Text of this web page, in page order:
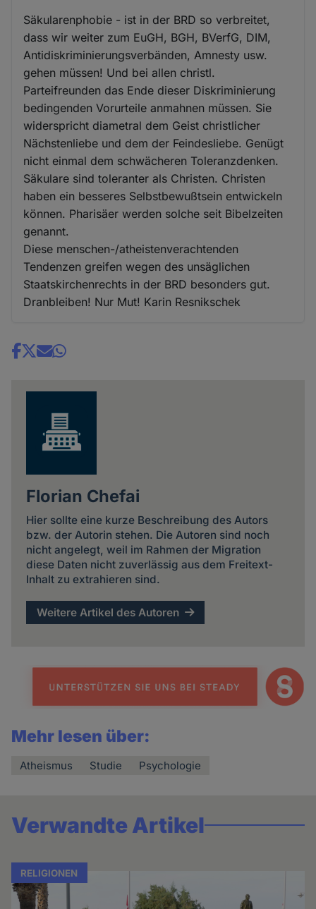
Säkularenphobie - ist in der BRD so verbreitet,
dass wir weiter zum EuGH, BGH, BVerfG, DIM,
Antidiskriminierungsverbänden, Amnesty usw.
gehen müssen! Und bei allen christl.
Parteifreunden das Ende dieser Diskriminierung
bedingenden Vorurteile anmahnen müssen. Sie
widerspricht diametral dem Geist christlicher
Nächstenliebe und dem der Feindesliebe. Genügt
nicht einmal dem schwächeren Toleranzdenken.
Säkulare sind toleranter als Christen. Christen
haben ein besseres Selbstbewußtsein entwickeln
können. Pharisäer werden solche seit Bibelzeiten
genannt.
Diese menschen-/atheistenverachtenden
Tendenzen greifen wegen des unsäglichen
Staatskirchenrechts in der BRD besonders gut.
Dranbleiben! Nur Mut! Karin Resnikschek
Share
Florian Chefai
Hier sollte eine kurze Beschreibung des Autors
bzw. der Autorin stehen. Die Autoren sind noch
nicht angelegt, weil im Rahmen der Migration
diese Daten nicht zuverlässig aus dem Freitext-
Inhalt zu extrahieren sind.
Weitere Artikel des Autoren
Mehr lesen über:
Atheismus Studie Psychologie
Verwandte Artikel
RELIGIONEN